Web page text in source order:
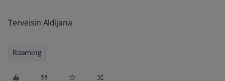
Terveisin Aldijana
Roaming